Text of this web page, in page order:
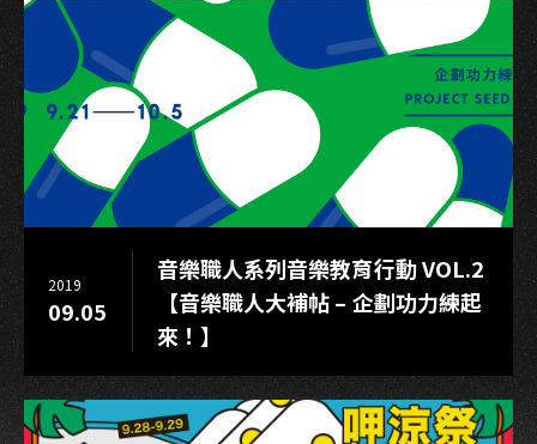
2019
09.05
音樂職人系列音樂教育行動 VOL.2
【音樂職人大補帖 – 企劃功力練起
來！】